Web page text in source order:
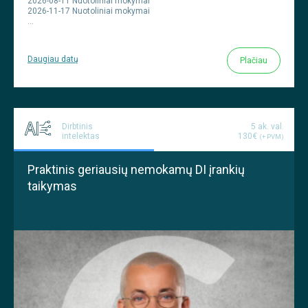
2026-11-17 Nuotoliniai mokymai
…
Daugiau datų Plačiau
Dirbtinis
intelektas
5 ak. val.
130€ (+ PVM)
Praktinis geriausių nemokamų DI įrankių
taikymas